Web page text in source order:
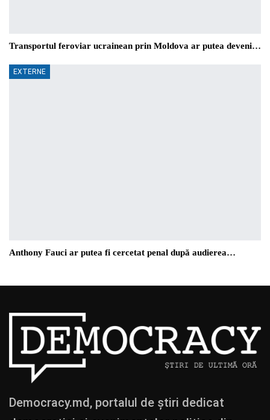
Transportul feroviar ucrainean prin Moldova ar putea deveni…
EXTERNE
Anthony Fauci ar putea fi cercetat penal după audierea…
Democracy.md, portalul de știri dedicat